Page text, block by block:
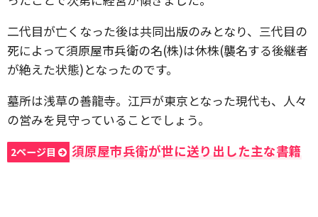
二代目が亡くなった後は共同出版のみとなり、三代目の
死によって須原屋市兵衛の名(株)は休株(襲名する後継者
が絶えた状態)となったのです。
墓所は浅草の善龍寺。江戸が東京となった現代も、人々
の営みを見守っていることでしょう。
2ページ目 須原屋市兵衛が世に送り出した主な書籍